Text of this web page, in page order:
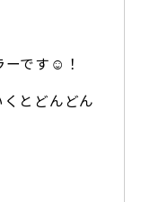
ーです☺️！
とどんどん